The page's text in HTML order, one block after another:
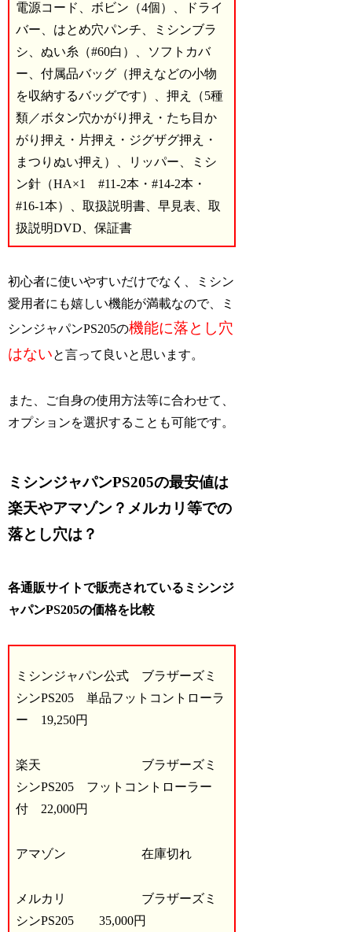
電源コード、ボビン（4個）、ドライ
バー、はとめ穴パンチ、ミシンブラ
シ、ぬい糸（#60白）、ソフトカバ
ー、付属品バッグ（押えなどの小物
を収納するバッグです）、押え（5種
類／ボタン穴かがり押え・たち目か
がり押え・片押え・ジグザグ押え・
まつりぬい押え）、リッパー、ミシ
ン針（HA×1 #11‐2本・#14‐2本・
#16‐1本）、取扱説明書、早見表、取
扱説明DVD、保証書
初心者に使いやすいだけでなく、ミシン
愛用者にも嬉しい機能が満載なので、ミ
シンジャパンPS205の機能に落とし穴
はないと言って良いと思います。
また、ご自身の使用方法等に合わせて、
オプションを選択することも可能です。
ミシンジャパンPS205の最安値は
楽天やアマゾン？メルカリ等での
落とし穴は？
各通販サイトで販売されているミシンジ
ャパンPS205の価格を比較
ミシンジャパン公式 ブラザーズミ
シンPS205 単品フットコントローラ
ー 19,250円
楽天 ブラザーズミ
シンPS205 フットコントローラー
付 22,000円
アマゾン 在庫切れ
メルカリ ブラザーズミ
シンPS205 35,000円